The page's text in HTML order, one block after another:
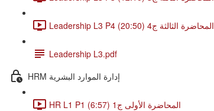
Leadership L3 P4 المحاضرة الثالثة ج4 (20:50)
Leadership L3.pdf
HRM إدارة الموارد البشرية
HR L1 P1 المحاضرة الأولى ج1 (6:57)